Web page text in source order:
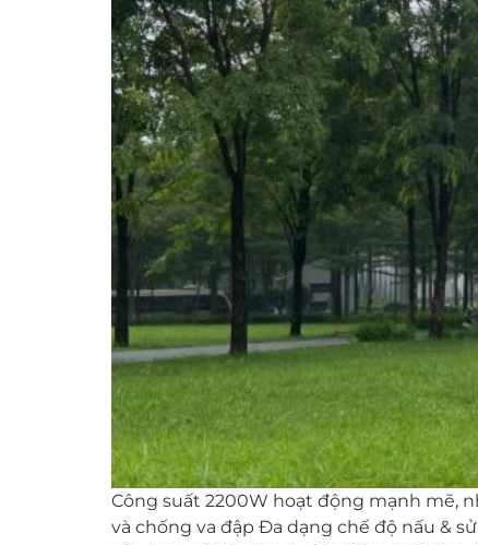
Công suất 2200W hoạt động mạnh mẽ,
và chống va đập Đa dạng chế độ nấu &